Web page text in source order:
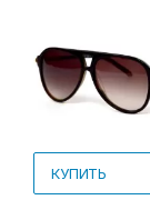
КУПИТЬ